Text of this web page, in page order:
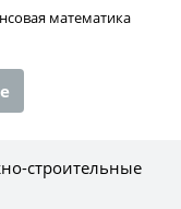
математика
строительные